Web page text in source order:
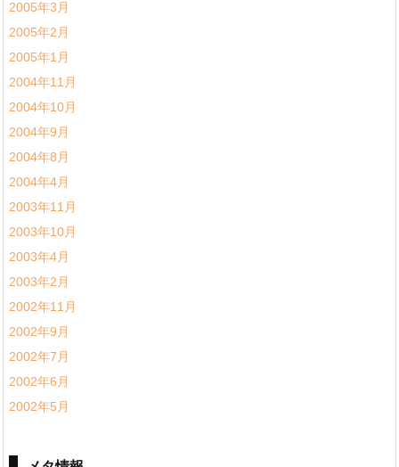
2005年3月
2005年2月
2005年1月
2004年11月
2004年10月
2004年9月
2004年8月
2004年4月
2003年11月
2003年10月
2003年4月
2003年2月
2002年11月
2002年9月
2002年7月
2002年6月
2002年5月